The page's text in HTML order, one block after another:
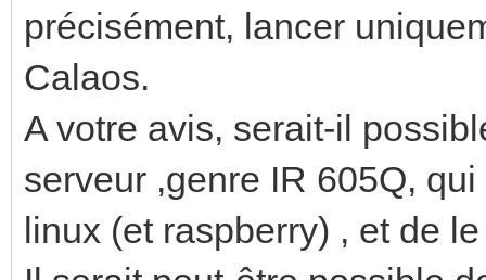
précisément, lancer
Calaos.
A votre avis, serait-il
serveur ,genre IR 605Q,
linux (et raspberry) , et de